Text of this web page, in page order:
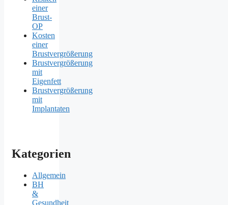
einer
Brust-
OP
Kosten
einer
Brustvergrößerung
Brustvergrößerung
mit
Eigenfett
Brustvergrößerung
mit
Implantaten
Kategorien
Allgemein
BH
&
Gesundheit